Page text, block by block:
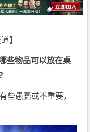
】
些物品可以放在桌
些愚蠢或不重要，